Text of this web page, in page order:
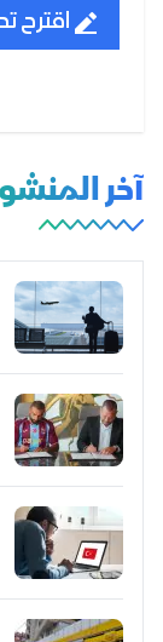
اقترح
آخر